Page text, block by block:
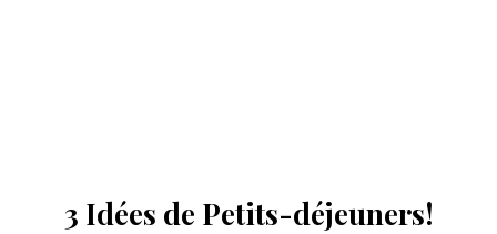
3 Idées de Petits-déjeuners!